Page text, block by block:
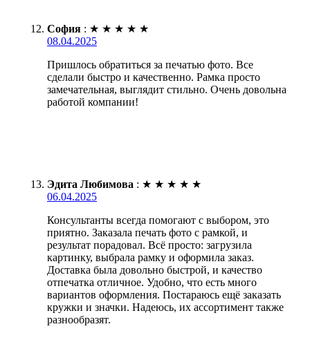
София : ★ ★ ★ ★ ★
08.04.2025
Пришлось обратиться за печатью фото. Все
сделали быстро и качественно. Рамка просто
замечательная, выглядит стильно. Очень довольна
работой компании!
Эдита Любимова : ★ ★ ★ ★ ★
06.04.2025
Консультанты всегда помогают с выбором, это
приятно. Заказала печать фото с рамкой, и
результат порадовал. Всё просто: загрузила
картинку, выбрала рамку и оформила заказ.
Доставка была довольно быстрой, и качество
отпечатка отличное. Удобно, что есть много
вариантов оформления. Постараюсь ещё заказать
кружки и значки. Надеюсь, их ассортимент также
разнообразят.